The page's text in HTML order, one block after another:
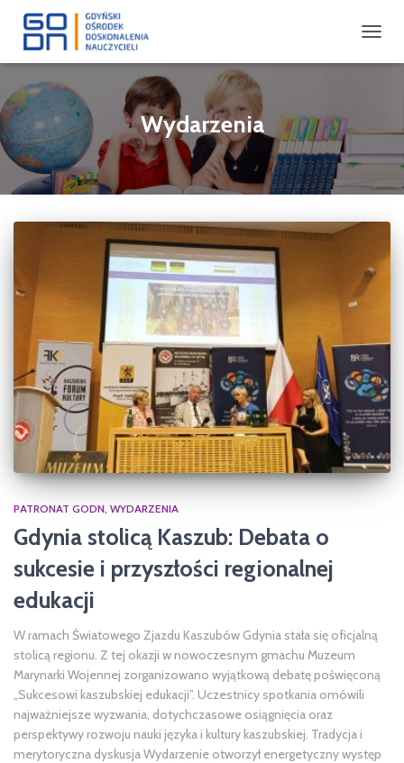
Wydarzenia
PATRONAT GODN WYDARZENIA
Gdynia stolicą Kaszub: Debata o
sukcesie i przyszłości regionalnej
edukacji
W ramach Światowego Zjazdu Kaszubów Gdynia stała się oficjalną
stolicą regionu. Z tej okazji w nowoczesnym gmachu Muzeum
Marynarki Wojennej zorganizowano wyjątkową debatę poświęconą
„Sukcesowi kaszubskiej edukacji”. Uczestnicy spotkania omówili
najważniejsze wyzwania, dotychczasowe osiągnięcia oraz
perspektywy rozwoju nauki języka i kultury kaszubskiej. Tradycja i
merytoryczna dyskusja Wydarzenie otworzył energetyczny występ